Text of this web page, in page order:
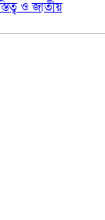
ও জাতীয়